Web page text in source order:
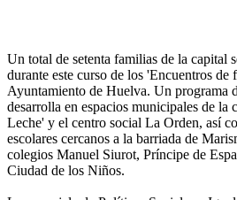
Un total de setenta familias de la capital
durante este curso de los 'Encuentros
Ayuntamiento de Huelva. Un programa
desarrolla en espacios municipales de la
Leche' y el centro social La Orden, así
escolares cercanos a la barriada de
colegios Manuel Siurot, Príncipe de
Ciudad de los Niños.